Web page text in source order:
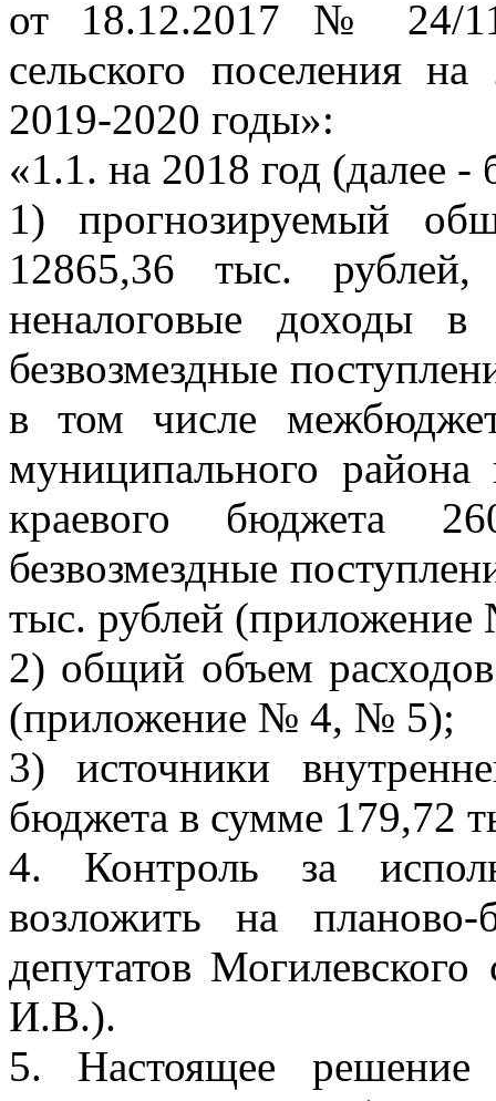
от 18.12.2017 № 24/
сельского поселения
2019-2020 годы»:
«1.1. на 2018 год (далее
1) прогнозируемый
12865,36 тыс.
неналоговые доходы
безвозмездные
в том числе
муниципального
краевого бюджета
безвозмездные
тыс. рублей
2) общий объем
(приложение № 4, № 5);
3) источники
бюджета в сумме 179,72
4. Контроль за
возложить на
депутатов Могилевского
И.В.).
5. Настоящее